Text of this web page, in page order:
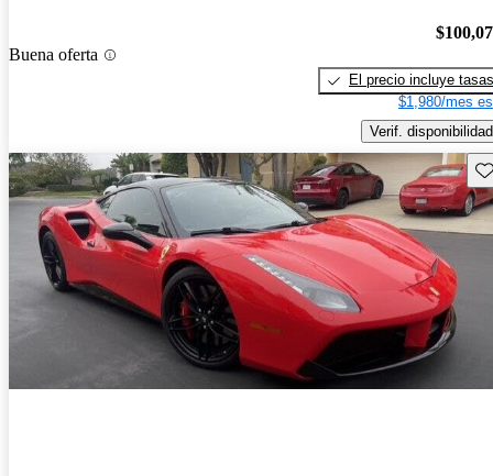
Buena oferta
El precio incluye tasas
$1,980/mes
Verif. disponibilidad